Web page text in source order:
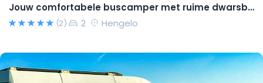
Jouw comfortabele buscamper met ruime dwarsbedden en natural look(s)!
(2) 2 Hengelo